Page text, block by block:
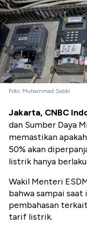
Foto: Muhammad Sabki
Jakarta, CNBC
dan Sumber Daya
memastikan
50% akan
listrik hanya
Wakil Menteri
bahwa sampai saat
pembahasan
tarif listrik.